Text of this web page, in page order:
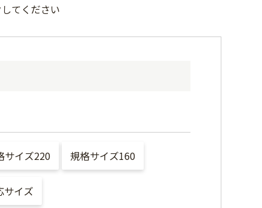
てください
サイズ220 規格サイズ160
サイズ